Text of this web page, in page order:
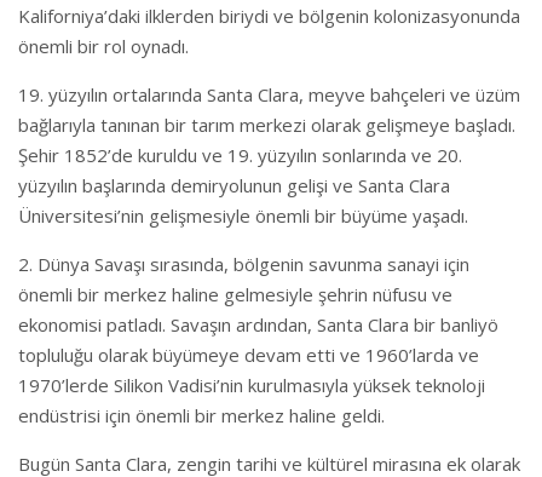
Kaliforniya’daki ilklerden biriydi ve bölgenin kolonizasyonunda
önemli bir rol oynadı.
19. yüzyılın ortalarında Santa Clara, meyve bahçeleri ve üzüm
bağlarıyla tanınan bir tarım merkezi olarak gelişmeye başladı.
Şehir 1852’de kuruldu ve 19. yüzyılın sonlarında ve 20.
yüzyılın başlarında demiryolunun gelişi ve Santa Clara
Üniversitesi’nin gelişmesiyle önemli bir büyüme yaşadı.
2. Dünya Savaşı sırasında, bölgenin savunma sanayi için
önemli bir merkez haline gelmesiyle şehrin nüfusu ve
ekonomisi patladı. Savaşın ardından, Santa Clara bir banliyö
topluluğu olarak büyümeye devam etti ve 1960’larda ve
1970’lerde Silikon Vadisi’nin kurulmasıyla yüksek teknoloji
endüstrisi için önemli bir merkez haline geldi.
Bugün Santa Clara, zengin tarihi ve kültürel mirasına ek olarak